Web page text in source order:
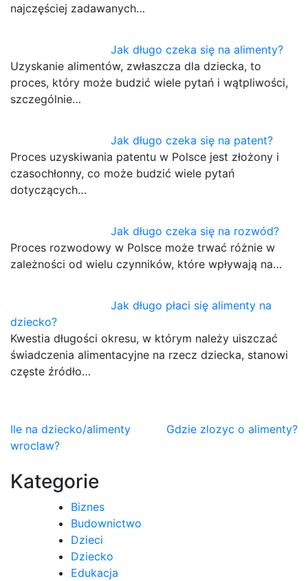
najczęściej zadawanych…
Jak długo czeka się na alimenty?
Uzyskanie alimentów, zwłaszcza dla dziecka, to
proces, który może budzić wiele pytań i wątpliwości,
szczególnie…
Jak długo czeka się na patent?
Proces uzyskiwania patentu w Polsce jest złożony i
czasochłonny, co może budzić wiele pytań
dotyczących…
Jak długo czeka się na rozwód?
Proces rozwodowy w Polsce może trwać różnie w
zależności od wielu czynników, które wpływają na…
Jak długo płaci się alimenty na
dziecko?
Kwestia długości okresu, w którym należy uiszczać
świadczenia alimentacyjne na rzecz dziecka, stanowi
częste źródło…
Nawigacja
wpisu
Ile na dziecko/alimenty
wroclaw?
Gdzie zlozyc o alimenty?
Kategorie
Biznes
Budownictwo
Dzieci
Dziecko
Edukacja